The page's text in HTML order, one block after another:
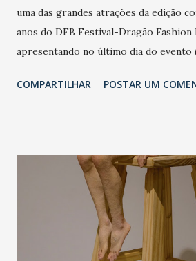
uma das grandes atrações da edição
anos do DFB Festival-Dragão Fashion
apresentando no último dia do evento
Centro de Eventos do Ceará, em
letras profundas, trará um show
artista, que conquistou o público com
Sebosa” e “Flutua”, é reconhecido
brasileiros com uma pegada pop
uma sonoridade única e envolvente.
COMPARTILHAR POSTAR UM